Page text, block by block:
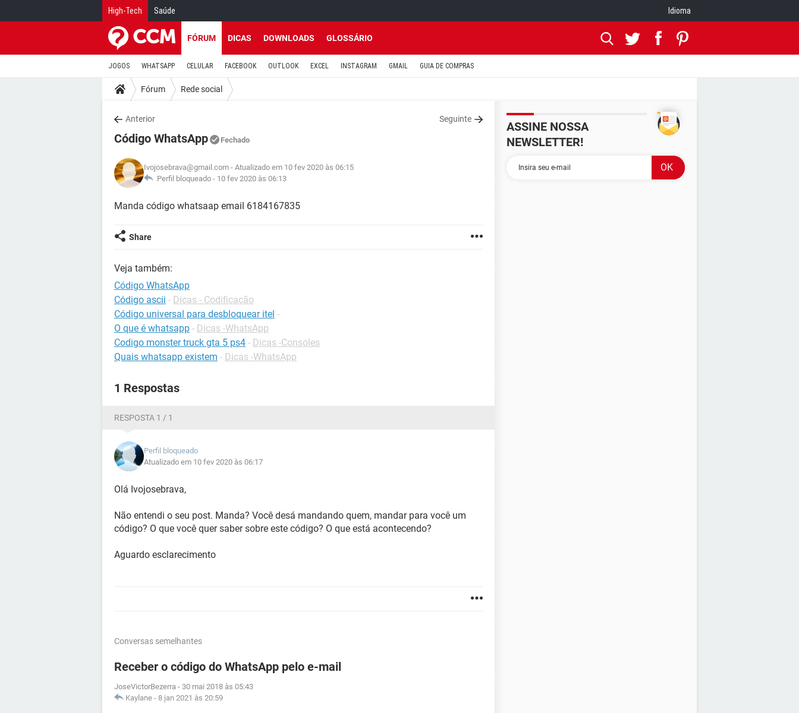
High-Tech Saúde Idioma
FÓRUM DICAS DOWNLOADS GLOSSÁRIO
JOGOS WHATSAPP CELULAR FACEBOOK OUTLOOK EXCEL INSTAGRAM GMAIL GUIA DE COMPRAS
Fórum Rede social
Anterior Seguinte
Código WhatsApp Fechado
Ivojosebrava@gmail.com - Atualizado em 10 fev 2020 às 06:15
Perfil bloqueado - 10 fev 2020 às 06:13
Manda código whatsaap email 6184167835
Share
Veja também:
Código WhatsApp
Código ascii - Dicas - Codificação
Código universal para desbloquear itel -
O que é whatsapp - Dicas -WhatsApp
Codigo monster truck gta 5 ps4 - Dicas -Consoles
Quais whatsapp existem - Dicas -WhatsApp
1 Respostas
RESPOSTA 1 / 1
Perfil bloqueado
Atualizado em 10 fev 2020 às 06:17
Olá Ivojosebrava,
Não entendi o seu post. Manda? Você desá mandando quem, mandar para você um
código? O que você quer saber sobre este código? O que está acontecendo?
Aguardo esclarecimento
Conversas semelhantes
Receber o código do WhatsApp pelo e-mail
JoseVictorBezerra - 30 mai 2018 às 05:43
Kaylane - 8 jan 2021 às 20:59
ASSINE NOSSA
NEWSLETTER!